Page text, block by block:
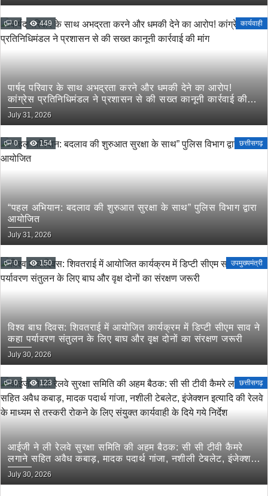
0 449 कार्यवाही
पार्षद परिवार के साथ अभद्रता करने और धमकी देने का आरोप!
कांग्रेस प्रतिनिधिमंडल ने प्रशासन से की सख्त कानूनी कार्रवाई की
मांग
July 31, 2026
0 154 छत्तीसगढ़
“पहल अभियान: बदलाव की शुरुआत सुरक्षा के साथ” पुलिस विभाग द्वारा
आयोजित
July 31, 2026
0 150 उपमुख्यमंत्री
विश्व बाघ दिवस: शिवतराई में आयोजित कार्यक्रम में डिप्टी सीएम साव ने
कहा पर्यावरण संतुलन के लिए बाघ और वृक्ष दोनों का संरक्षण जरूरी
July 30, 2026
0 123 छत्तीसगढ़
आईजी ने ली रेलवे सुरक्षा समिति की अहम बैठक: सी सी टीवी कैमरे
लगाने सहित अवैध कबाड़, मादक पदार्थ गांजा, नशीली टेबलेट, इंजेक्शन
इत्यादि की रेलवे के माध्यम से तस्करी रोकने के लिए संयुक्त कार्यवाही
के दिये गये निर्देश
July 30, 2026